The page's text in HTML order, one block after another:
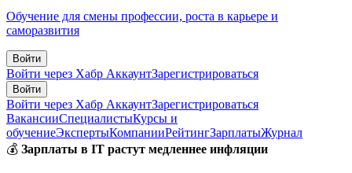
Обучение для смены профессии, роста в карьере и
саморазвития
Войти
Войти через Хабр АккаунтЗарегистрироваться
Войти
Войти через Хабр АккаунтЗарегистрироваться
ВакансииСпециалистыКурсы и
обучениеЭкспертыКомпанииРейтингЗарплатыЖурнал
💰 Зарплаты в IT растут медленнее инфляции